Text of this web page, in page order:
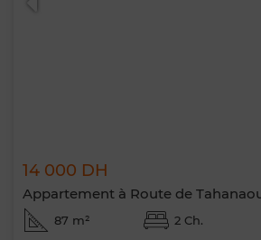
14 000 DH
Appartement à Route de
87 m² 2 Ch.